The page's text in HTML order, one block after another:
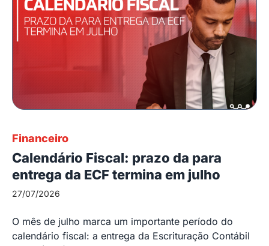
Financeiro
Calendário Fiscal: prazo da para
entrega da ECF termina em julho
27/07/2026
O mês de julho marca um importante período do
calendário fiscal: a entrega da Escrituração Contábil